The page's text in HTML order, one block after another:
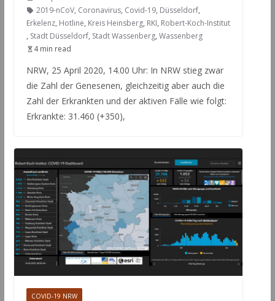
2019-nCoV, Coronavirus, Covid-19, Düsseldorf,
Erkelenz, Hotline, Kreis Heinsberg, RKI, Robert-Koch-Institut
, Stadt Düsseldorf, Stadt Wassenberg, Wassenberg
4 min read
NRW, 25 April 2020, 14.00 Uhr: In NRW stieg zwar
die Zahl der Genesenen, gleichzeitig aber auch die
Zahl der Erkrankten und der aktiven Fälle wie folgt:
Erkrankte: 31.460 (+350),
COVID-19 NRW